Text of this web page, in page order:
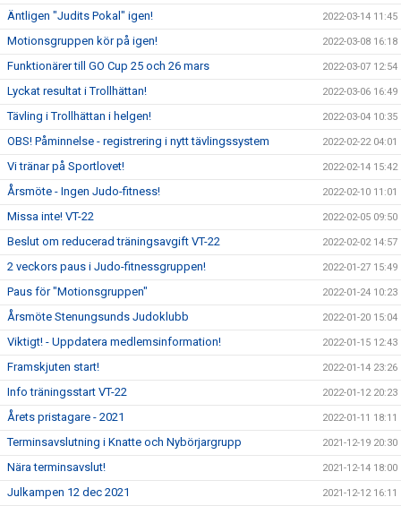
Äntligen "Judits Pokal" igen! 2022-03-14 11:45
Motionsgruppen kör på igen! 2022-03-08 16:18
Funktionärer till GO Cup 25 och 26 mars 2022-03-07 12:54
Lyckat resultat i Trollhättan! 2022-03-06 16:49
Tävling i Trollhättan i helgen! 2022-03-04 10:35
OBS! Påminnelse - registrering i nytt tävlingssystem 2022-02-22 04:01
Vi tränar på Sportlovet! 2022-02-14 15:42
Årsmöte - Ingen Judo-fitness! 2022-02-10 11:01
Missa inte! VT-22 2022-02-05 09:50
Beslut om reducerad träningsavgift VT-22 2022-02-02 14:57
2 veckors paus i Judo-fitnessgruppen! 2022-01-27 15:49
Paus för "Motionsgruppen" 2022-01-24 10:23
Årsmöte Stenungsunds Judoklubb 2022-01-20 15:04
Viktigt! - Uppdatera medlemsinformation! 2022-01-15 12:43
Framskjuten start! 2022-01-14 23:26
Info träningsstart VT-22 2022-01-12 20:23
Årets pristagare - 2021 2022-01-11 18:11
Terminsavslutning i Knatte och Nybörjargrupp 2021-12-19 20:30
Nära terminsavslut! 2021-12-14 18:00
Julkampen 12 dec 2021 2021-12-12 16:11